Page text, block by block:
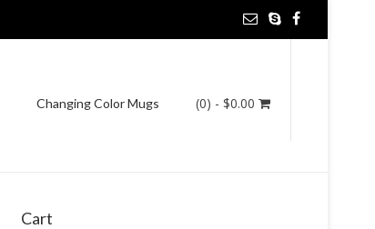
(0) - $0.00
Changing Color Mugs
Cart